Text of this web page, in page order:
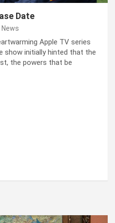
Date
News
Apple TV series
show initially hinted that the
the powers that be